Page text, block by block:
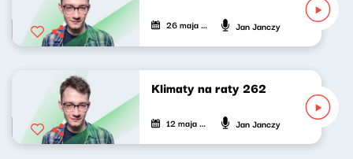
26 maja 2026 Jan Janczy
Klimaty na raty 262
12 maja 2026 Jan Janczy